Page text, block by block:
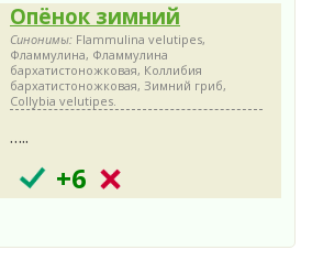
Опёнок зимний
Синонимы: Flammulina velutipes,
Фламмулина, Фламмулина
бархатистоножковая, Коллибия
бархатистоножковая, Зимний гриб,
Collybia velutipes.
…..
+6